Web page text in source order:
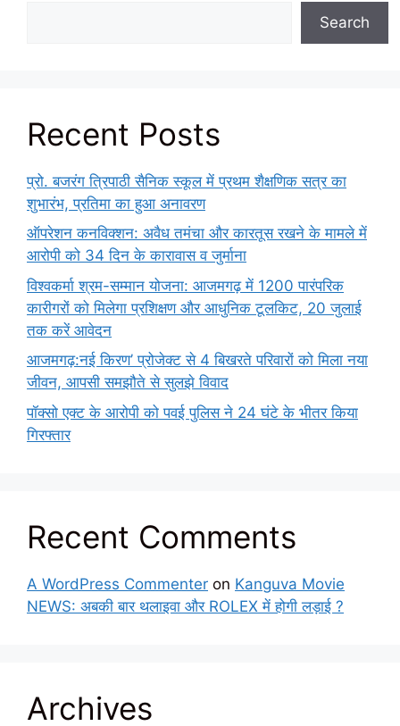
Search
Recent Posts
प्रो. बजरंग त्रिपाठी सैनिक स्कूल में प्रथम शैक्षणिक सत्र का
शुभारंभ, प्रतिमा का हुआ अनावरण
ऑपरेशन कनविक्शन: अवैध तमंचा और कारतूस रखने के मामले में
आरोपी को 34 दिन के कारावास व जुर्माना
विश्वकर्मा श्रम-सम्मान योजना: आजमगढ़ में 1200 पारंपरिक
कारीगरों को मिलेगा प्रशिक्षण और आधुनिक टूलकिट, 20 जुलाई
तक करें आवेदन
आजमगढ़:नई किरण’ प्रोजेक्ट से 4 बिखरते परिवारों को मिला नया
जीवन, आपसी समझौते से सुलझे विवाद
पॉक्सो एक्ट के आरोपी को पवई पुलिस ने 24 घंटे के भीतर किया
गिरफ्तार
Recent Comments
A WordPress Commenter on Kanguva Movie
NEWS: अबकी बार थलाइवा और ROLEX में होगी लड़ाई ?
Archives